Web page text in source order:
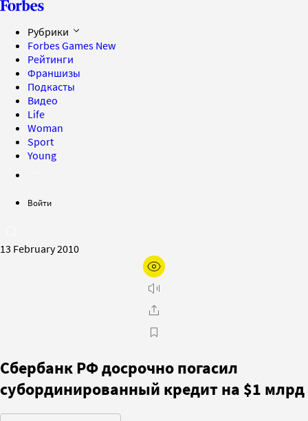
Рубрики
Forbes Games New
Рейтинги
Франшизы
Подкасты
Видео
Life
Woman
Sport
Young
Войти
13 February 2010
Сбербанк РФ досрочно погасил
субординированный кредит на $1 млрд